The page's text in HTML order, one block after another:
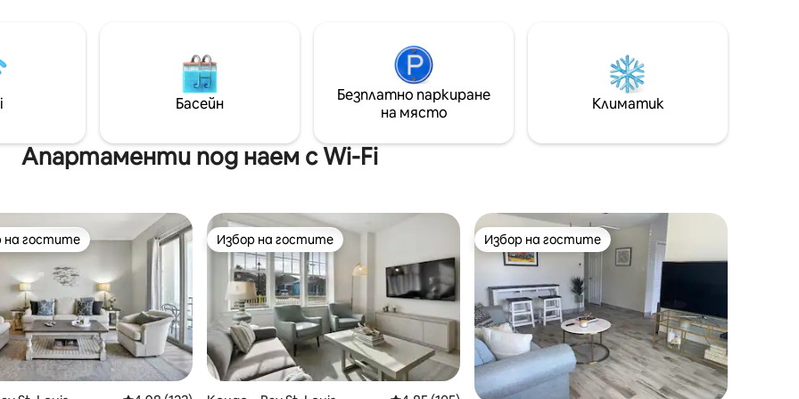
и лично пространство.
където да забавите
да се насладите на
край водата и да
се почувствате
от престоя си в
или зоната за сядане на открито с
приятели и роднини. Гответе на
скара и се насладете на удобства
като масата за пинг - понг,
велосипеди, хвърляне на боб, плажни
идеален за следващата ви почивка!
ястия. Разположен само на кратко
разстояние с кола до местните
атракции, вие сте близо, докато все
обстановка.
Басейн
Безплатно паркиране
на място
Климатик
Апартаменти под наем с Wi-Fi
избор на гостите
на гостите Избор на гостите
Избор на гостите Избор на гостите
Избор на гостите